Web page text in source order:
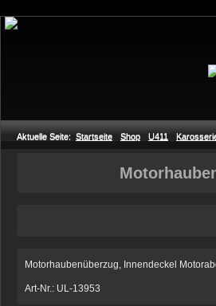
Aktuelle Seite: Startseite Shop U411
Motorhaubenüberzug, Innendeckel
Art-Nr.: UL-13953